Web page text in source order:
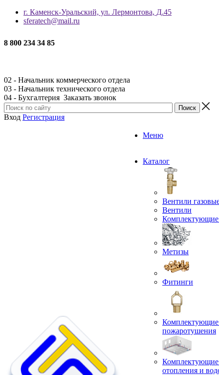
г. Каменск-Уральский, ул. Лермонтова, Д.45
sferatech@mail.ru
8 800 234 34 85
02 - Начальник коммерческого отдела
03 - Начальник технического отдела
04 - Бухгалтерия Заказать звонок
Вход Регистрация
Меню
Каталог
Вентили
Вентили
Комплектующие
Метизы
Фитинги
Комплектующие
пожаротушения
Комплектующие
отопления и